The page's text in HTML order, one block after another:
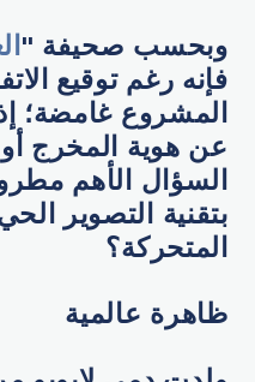
وبحسب صحيفة "
فإنه رغم توقيع
المشروع غامضة؛
عن هوية المخرج أو
السؤال الأهم
بتقنية التصوير
المتحركة؟
ظاهرة عالمية